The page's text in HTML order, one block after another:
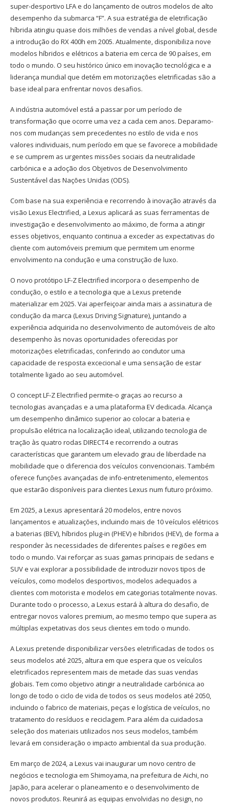
super-desportivo LFA e do lançamento de outros modelos de alto
desempenho da submarca “F”. A sua estratégia de eletrificação
híbrida atingiu quase dois milhões de vendas a nível global, desde
a introdução do RX 400h em 2005. Atualmente, disponibiliza nove
modelos híbridos e elétricos a bateria em cerca de 90 países, em
todo o mundo. O seu histórico único em inovação tecnológica e a
liderança mundial que detém em motorizações eletrificadas são a
base ideal para enfrentar novos desafios.
A indústria automóvel está a passar por um período de
transformação que ocorre uma vez a cada cem anos. Deparamo-
nos com mudanças sem precedentes no estilo de vida e nos
valores individuais, num período em que se favorece a mobilidade
e se cumprem as urgentes missões sociais da neutralidade
carbónica e a adoção dos Objetivos de Desenvolvimento
Sustentável das Nações Unidas (ODS).
Com base na sua experiência e recorrendo à inovação através da
visão Lexus Electrified, a Lexus aplicará as suas ferramentas de
investigação e desenvolvimento ao máximo, de forma a atingir
esses objetivos, enquanto continua a exceder as expectativas do
cliente com automóveis premium que permitem um enorme
envolvimento na condução e uma construção de luxo.
O novo protótipo LF-Z Electrified incorpora o desempenho de
condução, o estilo e a tecnologia que a Lexus pretende
materializar em 2025. Vai aperfeiçoar ainda mais a assinatura de
condução da marca (Lexus Driving Signature), juntando a
experiência adquirida no desenvolvimento de automóveis de alto
desempenho às novas oportunidades oferecidas por
motorizações eletrificadas, conferindo ao condutor uma
capacidade de resposta excecional e uma sensação de estar
totalmente ligado ao seu automóvel.
O concept LF-Z Electrified permite-o graças ao recurso a
tecnologias avançadas e a uma plataforma EV dedicada. Alcança
um desempenho dinâmico superior ao colocar a bateria e
propulsão elétrica na localização ideal, utilizando tecnologia de
tração às quatro rodas DIRECT4 e recorrendo a outras
características que garantem um elevado grau de liberdade na
mobilidade que o diferencia dos veículos convencionais. Também
oferece funções avançadas de info-entretenimento, elementos
que estarão disponíveis para clientes Lexus num futuro próximo.
Em 2025, a Lexus apresentará 20 modelos, entre novos
lançamentos e atualizações, incluindo mais de 10 veículos elétricos
a baterias (BEV), híbridos plug-in (PHEV) e híbridos (HEV), de forma a
responder às necessidades de diferentes países e regiões em
todo o mundo. Vai reforçar as suas gamas principais de sedans e
SUV e vai explorar a possibilidade de introduzir novos tipos de
veículos, como modelos desportivos, modelos adequados a
clientes com motorista e modelos em categorias totalmente novas.
Durante todo o processo, a Lexus estará à altura do desafio, de
entregar novos valores premium, ao mesmo tempo que supera as
múltiplas expetativas dos seus clientes em todo o mundo.
A Lexus pretende disponibilizar versões eletrificadas de todos os
seus modelos até 2025, altura em que espera que os veículos
eletrificados representem mais de metade das suas vendas
globais. Tem como objetivo atingir a neutralidade carbónica ao
longo de todo o ciclo de vida de todos os seus modelos até 2050,
incluindo o fabrico de materiais, peças e logística de veículos, no
tratamento do resíduos e reciclagem. Para além da cuidadosa
seleção dos materiais utilizados nos seus modelos, também
levará em consideração o impacto ambiental da sua produção.
Em março de 2024, a Lexus vai inaugurar um novo centro de
negócios e tecnologia em Shimoyama, na prefeitura de Aichi, no
Japão, para acelerar o planeamento e o desenvolvimento de
novos produtos. Reunirá as equipas envolvidas no design, no